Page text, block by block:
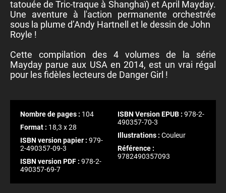
tatouée de Tric-traque à Shanghaï) et April Mayday.
Une aventure à l'action permanente orchestrée
sous la plume d’Andy Hartnell et le dessin de John
Royle !
Cette compilation des 4 volumes de la série
Mayday parue aux USA en 2014, est un vrai régal
pour les fidèles lecteurs de Danger Girl !
Nombre de pages : 104
Format : 18,3 x 28
ISBN version papier :
2-490357-09-3
ISBN version PDF :
490357-69-7
ISBN Version EPUB : 978-2-
490357-70-3
Illustrations : Couleur
Référence :
9782490357093